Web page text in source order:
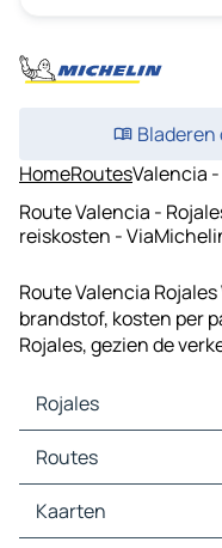
Bladeren
HomeRoutesValencia
Route Valencia -
reiskosten -
Route Valencia
brandstof, kosten per
Rojales, gezien de
Rojales
Rojales Kaarten
Rojales Verkeer
Rojales Hotels
Rojales Restaurants
Routes
Routes Rojales -
Routes Rojales - Murcia
Kaarten